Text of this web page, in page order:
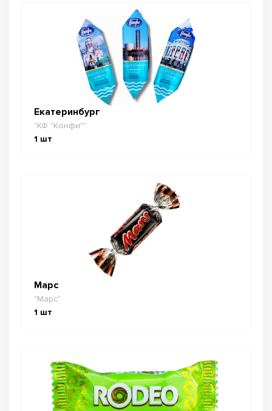
Екатеринбург
"КФ "Конфи""
1 шт
Марс
"Марс"
1 шт